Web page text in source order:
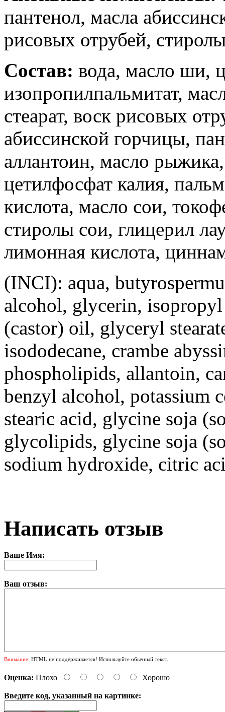
пантенол, масла
рисовых отрубей,
Состав: вода, масло ши,
изопропилпальмитат,
стеарат, воск рисовых
абиссинской горчицы,
аллантоин, масло
цетилфосфат калия,
кислота, масло сои,
стиролы сои, глицерил
лимонная кислота,
(INCI): aqua,
alcohol, glycerin,
(castor) oil, glyceryl
isododecane, crambe
phospholipids, allantoin,
benzyl alcohol, potassium
stearic acid, glycine soja
glycolipids, glycine soja
sodium hydroxide, citric
Написать отзыв
Ваше Имя:
Ваш отзыв:
Внимание: HTML не поддерживается! Используйте обычный текст.
Оценка: Плохо Хорошо
Введите код, указанный на картинке: